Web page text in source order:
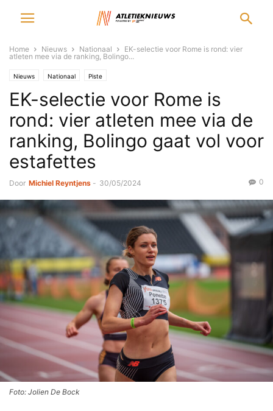
Home Nieuws Nationaal
EK-selectie voor Rome is rond: vier
atleten mee via de ranking, Bolingo...
Nieuws Nationaal Piste
EK-selectie voor Rome is
rond: vier atleten mee via de
ranking, Bolingo gaat vol voor
estafettes
Door Michiel Reyntjens - 30/05/2024 0
Foto: Jolien De Bock